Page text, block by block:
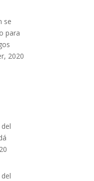
se
para
2020